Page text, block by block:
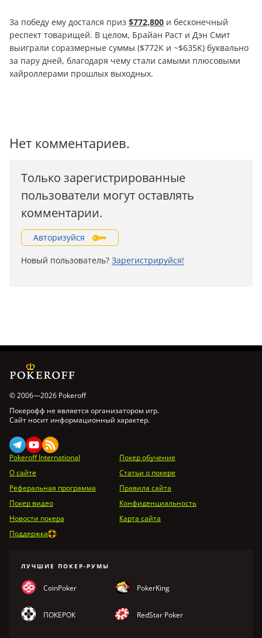
За победу ему достался приз $772,800 и бесконечный
респект товарищей. В целом, Брайан Раст и Дэн Смит
выиграли соразмерные суммы ($772K и ~$635K) буквально
за пару дней, благодаря чему стали самыми плюсовыми
хайроллерами прошлых выходных.
Нет комментариев.
Только зарегистрированные
пользователи могут оставлять
комментарии.
Авторизуйся
Новый пользователь? Зарегистрируйся!
© 2006—2026 Pokeroff
Покерофф не является организатором игр.
Сайт носит информационный характер.
Pokeroff International
Покер обучение
О сайте
Статьи о покере
Реферальная программа
Правила сайта
Покер видео
Конфиденциальность
Новости покера
Карта сайта
Поддержка
ЛУЧШИЕ ПОКЕР-РУМЫ
CoinPoker PokerKing
ПОКЕРОК RedStar Poker